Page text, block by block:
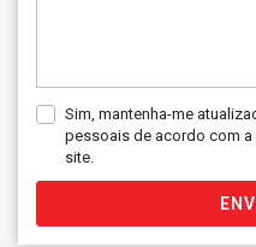
Sim, mantenha-me
pessoais de acordo com a
site.